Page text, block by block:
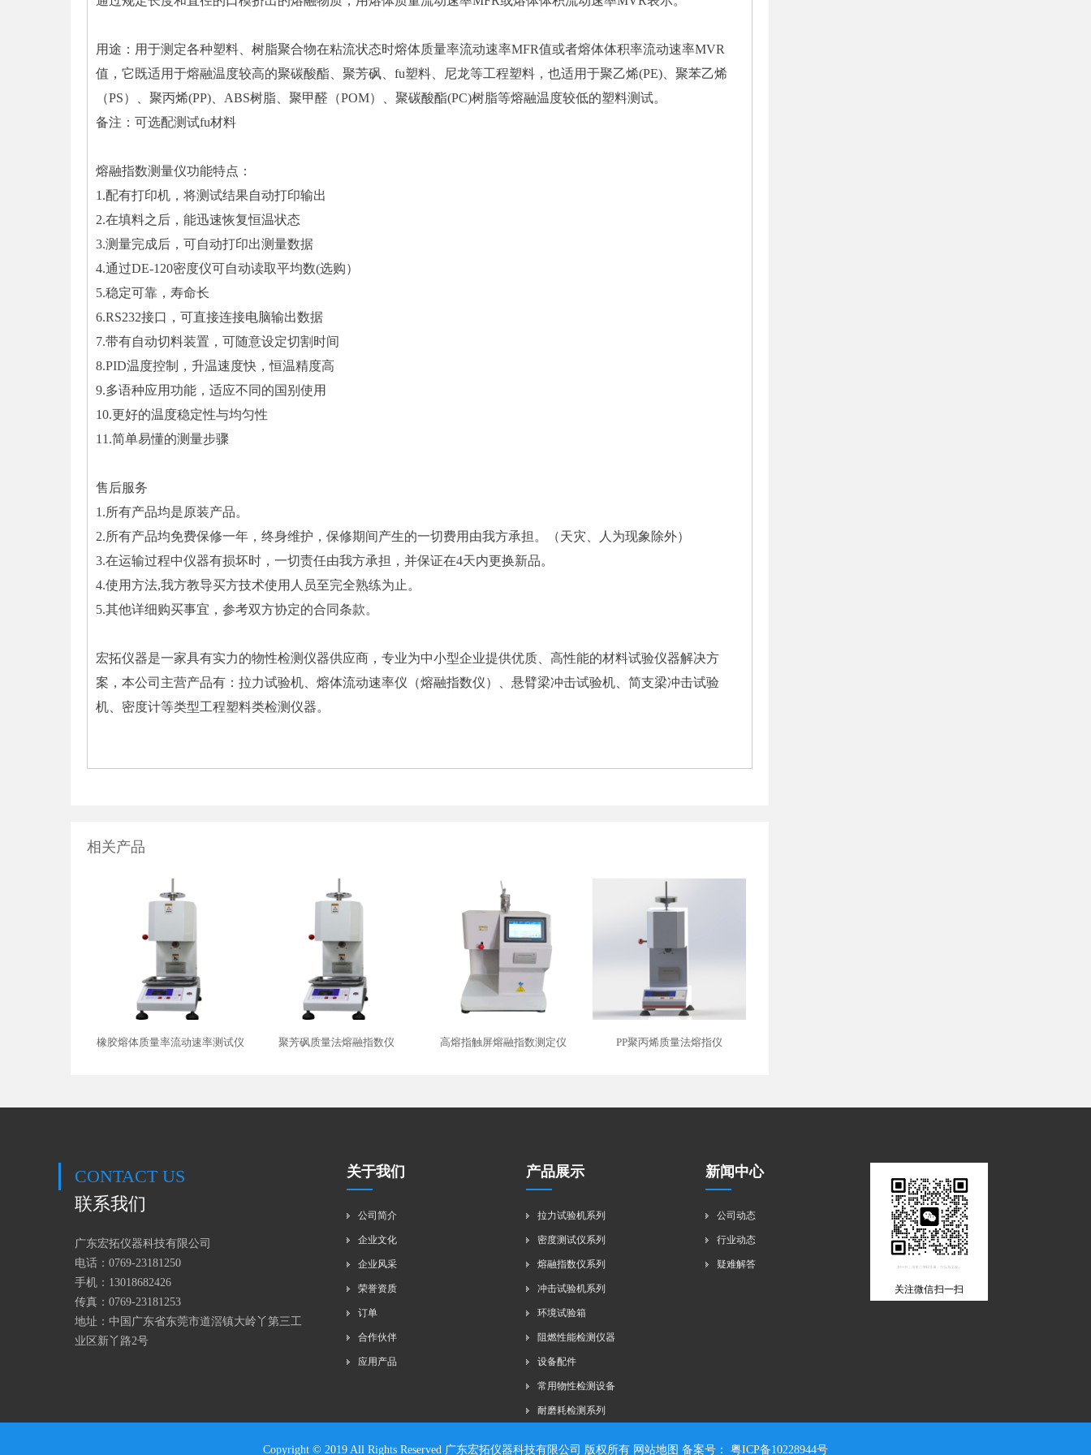
用途：用于测定各种塑料、树脂聚合物在粘流状态时熔体质量率流动速率MFR值或者熔体体积率流动速率MVR
值，它既适用于熔融温度较高的聚碳酸酯、聚芳砜、fu塑料、尼龙等工程塑料，也适用于聚乙烯(PE)、聚苯乙烯
（PS）、聚丙烯(PP)、ABS树脂、聚甲醛（POM）、聚碳酸酯(PC)树脂等熔融温度较低的塑料测试。
备注：可选配测试fu材料
熔融指数测量仪功能特点：
1.配有打印机，将测试结果自动打印输出
2.在填料之后，能迅速恢复恒温状态
3.测量完成后，可自动打印出测量数据
4.通过DE-120密度仪可自动读取平均数(选购）
5.稳定可靠，寿命长
6.RS232接口，可直接连接电脑输出数据
7.带有自动切料装置，可随意设定切割时间
8.PID温度控制，升温速度快，恒温精度高
9.多语种应用功能，适应不同的国别使用
10.更好的温度稳定性与均匀性
11.简单易懂的测量步骤
售后服务
1.所有产品均是原装产品。
2.所有产品均免费保修一年，终身维护，保修期间产生的一切费用由我方承担。（天灾、人为现象除外）
3.在运输过程中仪器有损坏时，一切责任由我方承担，并保证在4天内更换新品。
4.使用方法,我方教导买方技术使用人员至完全熟练为止。
5.其他详细购买事宜，参考双方协定的合同条款。
宏拓仪器是一家具有实力的物性检测仪器供应商，专业为中小型企业提供优质、高性能的材料试验仪器解决方
案，本公司主营产品有：拉力试验机、熔体流动速率仪（熔融指数仪）、悬臂梁冲击试验机、简支梁冲击试验
机、密度计等类型工程塑料类检测仪器。
相关产品
橡胶熔体质量率流动速率测试仪 聚芳砜质量法熔融指数仪 高熔指触屏熔融指数测定仪 PP聚丙烯质量法熔指仪
CONTACT US
联系我们
广东宏拓仪器科技有限公司
电话：0769-23181250
手机： 13018682426
传真：0769-23181253
地址：中国广东省东莞市道滘镇大岭丫第三工
业区新丫路2号
关于我们
公司简介
企业文化
企业风采
荣誉资质
订单
合作伙伴
应用产品
产品展示
拉力试验机系列
密度测试仪系列
熔融指数仪系列
冲击试验机系列
环境试验箱
阻燃性能检测仪器
设备配件
常用物性检测设备
耐磨耗检测系列
新闻中心
公司动态
行业动态
疑难解答
关注微信 扫一扫
Copyright © 2019 All Rights Reserved 广东宏拓仪器科技有限公司 版权所有 网站地图 备案号： 粤ICP备10228944号